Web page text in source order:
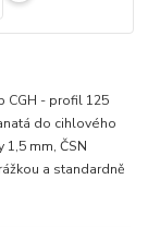
CGH - profil 125
do cihlového
mm, ČSN
a standardně